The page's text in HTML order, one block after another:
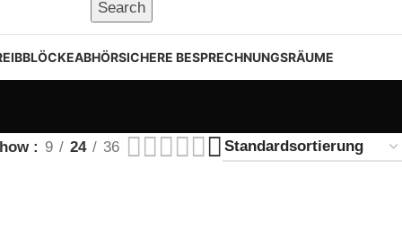
Search
ABHÖRSICHERE BESPRECHNUNGSRÄUME
9 24 36